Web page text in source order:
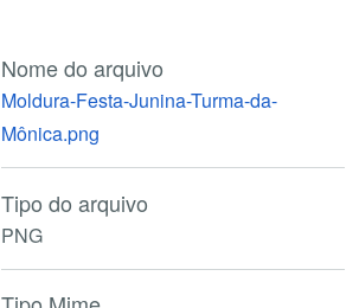
Nome do arquivo
Moldura-Festa-Junina-Turma-da-
Mônica.png
Tipo do arquivo
PNG